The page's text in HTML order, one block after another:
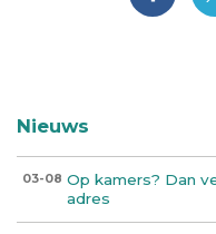
Nieuws
03-08 Op kamers? Dan
adres